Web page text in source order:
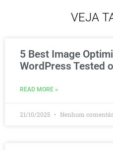
VEJA
5 Best Image
WordPress Tested
READ MORE »
21/10/2025 Nenhum